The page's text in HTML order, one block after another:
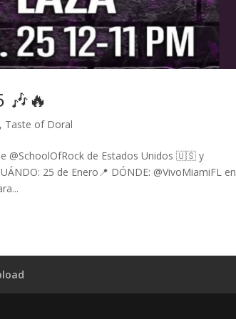
🎶🔥
, Taste of Doral
@SchoolOfRock de Estados Unidos 🇺🇸 y
25 de Enero📍 DÓNDE: @VivoMiamiFL en